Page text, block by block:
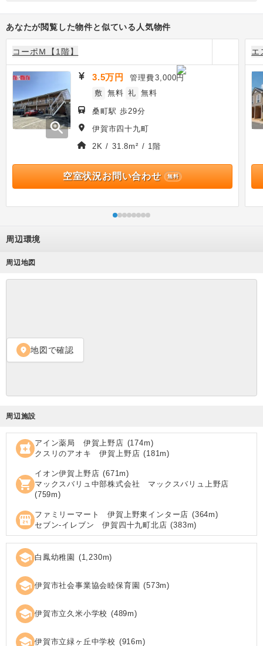
あなたが閲覧した物件と似ている人気物件
コーポＭ【1階】
zoom_in
3.5万円 管理費3,000円
敷 無料 礼 無料
桑町駅 歩29分
伊賀市四十九町
2K / 31.8m² / 1階
空室状況お問い合わせ 無料
エ
周辺環境
周辺地図
location_on 地図で確認
周辺施設
local_pharmacy アイン薬局 伊賀上野店 (174m)
クスリのアオキ 伊賀上野店 (181m)
shopping_cart
イオン伊賀上野店 (671m)
マックスバリュ中部株式会社 マックスバリュ上野店
(759m)
local_convenience_store ファミリーマート 伊賀上野東インター店 (364m)
セブン‐イレブン 伊賀四十九町北店 (383m)
school 白鳳幼稚園 (1,230m)
school 伊賀市社会事業協会睦保育園 (573m)
school 伊賀市立久米小学校 (489m)
school 伊賀市立緑ヶ丘中学校 (916m)